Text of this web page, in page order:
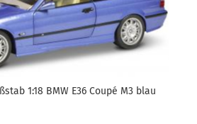
1:18 BMW E36 Coupé M3 blau